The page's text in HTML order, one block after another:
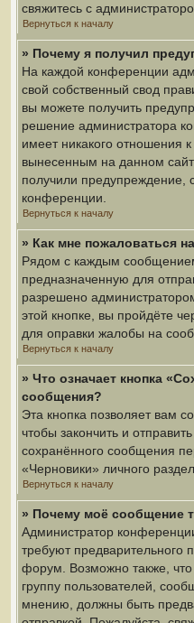
свяжитесь с
Вернуться к началу
» Почему я получил
На каждой конференции
свой собственный свод
вы можете получить
решение администратора
имеет никакого отношения
вынесенным на данном
получили предупреждение,
конференции.
Вернуться к началу
» Как мне пожаловаться
Рядом с каждым
предназначенную для
разрешено
этой кнопке, вы пройдёте
для оправки жалобы на
Вернуться к началу
» Что означает кнопка
сообщения?
Эта кнопка позволяет вам
чтобы закончить и
сохранённого сообщения
«Черновики» личного
Вернуться к началу
» Почему моё сообщение
Администратор
требуют предварительного
форум. Возможно также,
группу пользователей,
мнению, должны быть